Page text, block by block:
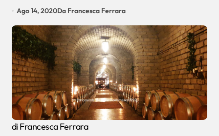
Ago 14, 2020Da Francesca Ferrara
di Francesca Ferrara